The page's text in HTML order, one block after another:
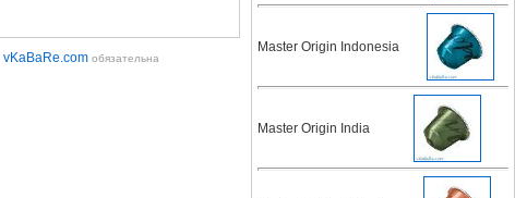
vKaBaRe.com обязательна
Master Origin Indonesia
Master Origin India